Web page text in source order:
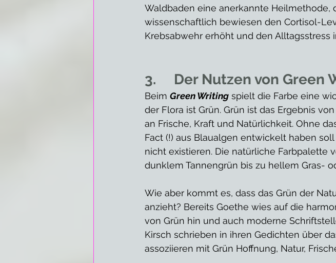
Waldbaden eine anerkannte Heilmethode,
wissenschaftlich bewiesen den Cortisol-
Krebsabwehr erhöht und den Alltagsstress
3.     Der Nutzen von Green
Beim Green Writing spielt die Farbe eine
der Flora ist Grün. Grün ist das Ergebnis
an Frische, Kraft und Natürlichkeit. Ohne
Fact (!) aus Blaualgen entwickelt haben
nicht existieren. Die natürliche Farbpalette
dunklem Tannengrün bis zu hellem Gras-
Wie aber kommt es, dass das Grün der
anzieht? Bereits Goethe wies auf die
von Grün hin und auch moderne
Kirsch schrieben in ihren Gedichten über
assoziieren mit Grün Hoffnung, Natur,